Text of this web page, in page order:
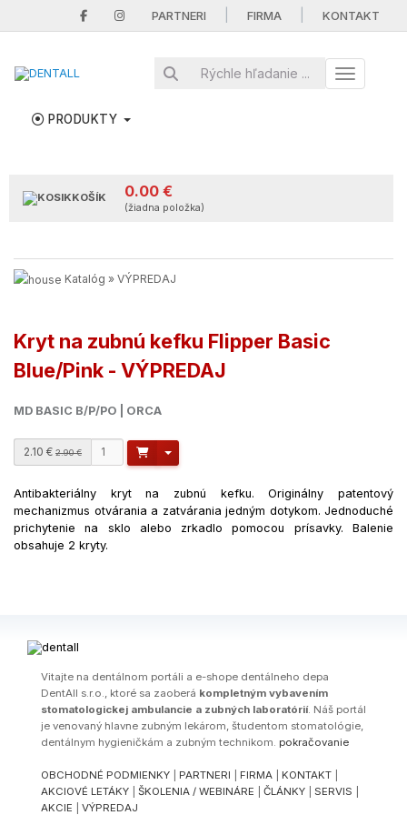
PARTNERI FIRMA KONTAKT
Toggle
PRODUKTY
KOŠÍK 0.00 €
(žiadna položka)
Katalóg » VÝPREDAJ
Kryt na zubnú kefku Flipper Basic
Blue/Pink - VÝPREDAJ
MD BASIC B/P/PO | ORCA
2.10 € 2.90 € Toggle Dropdown
Antibakteriálny kryt na zubnú kefku. Originálny patentový
mechanizmus otvárania a zatvárania jedným dotykom. Jednoduché
prichytenie na sklo alebo zrkadlo pomocou prísavky. Balenie
obsahuje 2 kryty.
Vitajte na dentálnom portáli a e-shope dentálneho depa
DentAll s.r.o., ktoré sa zaoberá kompletným vybavením
stomatologickej ambulancie a zubných laboratórií. Náš portál
je venovaný hlavne zubným lekárom, študentom stomatológie,
dentálnym hygieničkám a zubným technikom. pokračovanie
OBCHODNÉ PODMIENKY PARTNERI FIRMA KONTAKT
AKCIOVÉ LETÁKY
ŠKOLENIA / WEBINÁRE ČLÁNKY SERVIS
AKCIE
VÝPREDAJ